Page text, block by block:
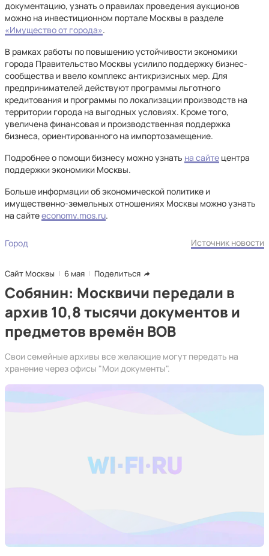
документацию, узнать о правилах проведения аукционов
можно на инвестиционном портале Москвы в разделе
«Имущество от города».
В рамках работы по повышению устойчивости экономики
города Правительство Москвы усилило поддержку бизнес-
сообщества и ввело комплекс антикризисных мер. Для
предпринимателей действуют программы льготного
кредитования и программы по локализации производств на
территории города на выгодных условиях. Кроме того,
увеличена финансовая и производственная поддержка
бизнеса, ориентированного на импортозамещение.
Подробнее о помощи бизнесу можно узнать на сайте центра
поддержки экономики Москвы.
Больше информации об экономической политике и
имущественно-земельных отношениях Москвы можно узнать
на сайтеeconomy.mos.ru.
Город Источник новости
Сайт Москвы 6 мая Поделиться
Собянин: Москвичи передали в
архив 10,8 тысячи документов и
предметов времён ВОВ
Свои семейные архивы все желающие могут передать на
хранение через офисы "Мои документы".